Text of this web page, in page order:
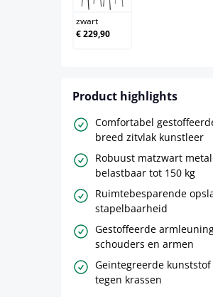
zwart
€ 229,90
Product highlights
Comfortabel
breed zitvlak kunstleer
Robuust matzwart
belastbaar tot 150 kg
Ruimtebesparende
stapelbaarheid
Gestoffeerde
schouders en armen
Geintegreerde
tegen krassen